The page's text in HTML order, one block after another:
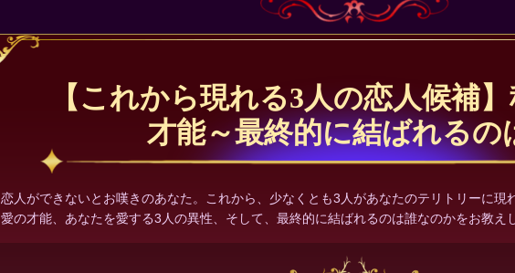
【これから現れる3人の恋人候補
才能～最終的に結ばれるの
恋人ができないとお嘆きのあなた。これから、少なくとも3人があなたのテリトリーに現
愛の才能、あなたを愛する3人の異性、そして、最終的に結ばれるのは誰なのかをお教え